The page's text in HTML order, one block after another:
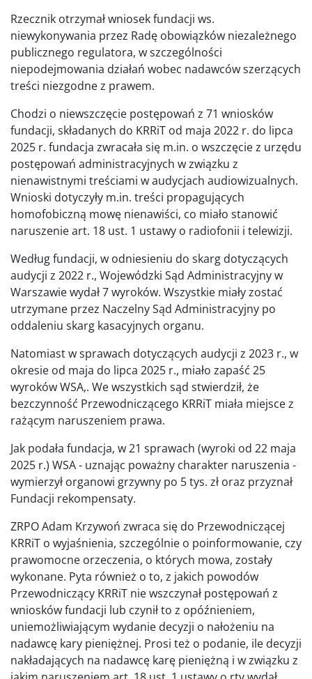
Rzecznik otrzymał wniosek fundacji ws.
niewykonywania przez Radę obowiązków niezależnego
publicznego regulatora, w szczególności
niepodejmowania działań wobec nadawców szerzących
treści niezgodne z prawem.
Chodzi o niewszczęcie postępowań z 71 wniosków
fundacji, składanych do KRRiT od maja 2022 r. do lipca
2025 r. fundacja zwracała się m.in. o wszczęcie z urzędu
postępowań administracyjnych w związku z
nienawistnymi treściami w audycjach audiowizualnych.
Wnioski dotyczyły m.in. treści propagujących
homofobiczną mowę nienawiści, co miało stanowić
naruszenie art. 18 ust. 1 ustawy o radiofonii i telewizji.
Według fundacji, w odniesieniu do skarg dotyczących
audycji z 2022 r., Wojewódzki Sąd Administracyjny w
Warszawie wydał 7 wyroków. Wszystkie miały zostać
utrzymane przez Naczelny Sąd Administracyjny po
oddaleniu skarg kasacyjnych organu.
Natomiast w sprawach dotyczących audycji z 2023 r., w
okresie od maja do lipca 2025 r., miało zapaść 25
wyroków WSA,. We wszystkich sąd stwierdził, że
bezczynność Przewodniczącego KRRiT miała miejsce z
rażącym naruszeniem prawa.
Jak podała fundacja, w 21 sprawach (wyroki od 22 maja
2025 r.) WSA - uznając poważny charakter naruszenia -
wymierzył organowi grzywny po 5 tys. zł oraz przyznał
Fundacji rekompensaty.
ZRPO Adam Krzywoń zwraca się do Przewodniczącej
KRRiT o wyjaśnienia, szczególnie o poinformowanie, czy
prawomocne orzeczenia, o których mowa, zostały
wykonane. Pyta również o to, z jakich powodów
Przewodniczący KRRiT nie wszczynał postępowań z
wniosków fundacji lub czynił to z opóźnieniem,
uniemożliwiającym wydanie decyzji o nałożeniu na
nadawcę kary pieniężnej. Prosi też o podanie, ile decyzji
nakładających na nadawcę karę pieniężną i w związku z